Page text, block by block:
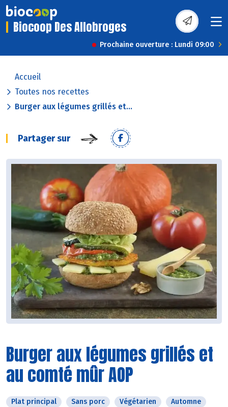
Biocoop Des Allobroges
Prochaine ouverture : Lundi 09:00
Accueil
Toutes nos recettes
Burger aux légumes grillés et...
Partager sur
Burger aux légumes grillés et
au comté mûr AOP
Plat principal Sans porc Végétarien Automne